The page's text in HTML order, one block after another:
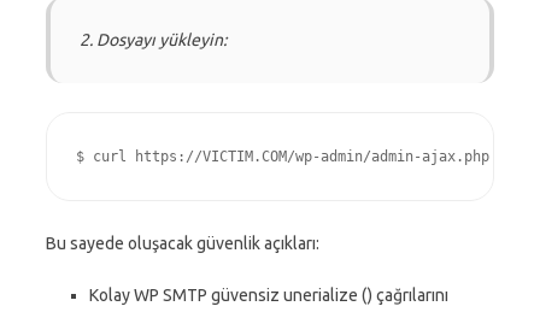
2. Dosyayı yükleyin:
Bu sayede oluşacak güvenlik açıkları:
Kolay WP SMTP güvensiz unerialize () çağrılarını